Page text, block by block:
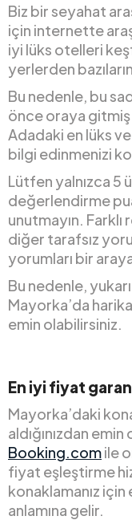
Biz bir seyahat
için internette
iyi lüks otelleri
yerlerden
Bu nedenle, bu
önce oraya
Adadaki en lüks ve
bilgi edinmenizi
Lütfen yalnızca 5
değerlendirme
unutmayın.
diğer tarafsız
yorumları bir
Bu nedenle,
Mayorka’da
emin olabilirsiniz.
En iyi fiyat
Mayorka’daki
aldığınızdan
Booking.comile
fiyat eşleştirme
konaklamanız
anlamına gelir.